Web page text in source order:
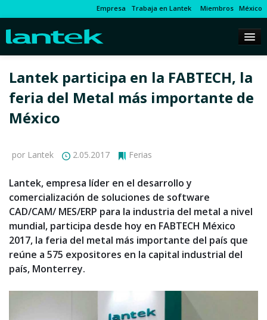
Empresa Trabaja en Lantek Miembros México
Lantek participa en la FABTECH, la
feria del Metal más importante de
México
por Lantek 2.05.2017 Ferias
Lantek, empresa líder en el desarrollo y
comercialización de soluciones de software
CAD/CAM/ MES/ERP para la industria del metal a nivel
mundial, participa desde hoy en FABTECH México
2017, la feria del metal más importante del país que
reúne a 575 expositores en la capital industrial del
país, Monterrey.